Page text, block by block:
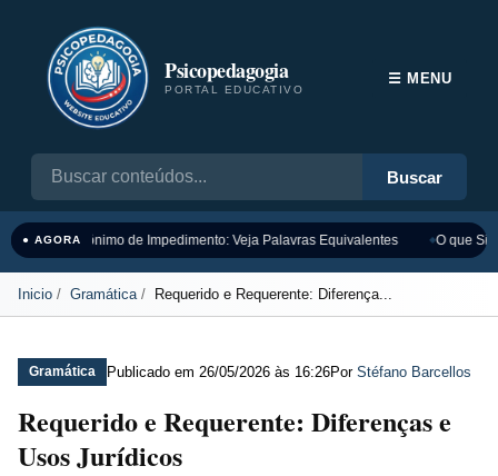
Psicopedagogia
PORTAL EDUCATIVO
Buscar
☰ MENU
● AGORASinônimo de Impedimento: Veja Palavras Equivalentes O que
Inicio Gramática Requerido e Requerente: Diferença...
Gramática Publicado em 26/05/2026 às 16:26Por Stéfano Barcellos
Requerido e Requerente: Diferenças e
Usos Jurídicos